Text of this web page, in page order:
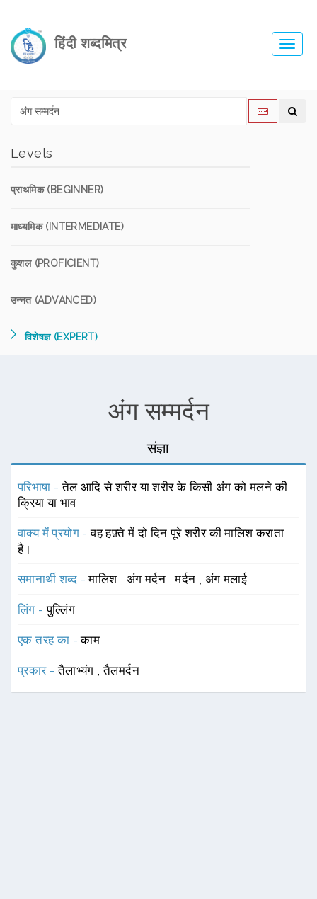
हिंदी शब्दमित्र
Levels
प्राथमिक (BEGINNER)
माध्यमिक (INTERMEDIATE)
कुशल (PROFICIENT)
उन्नत (ADVANCED)
विशेषज्ञ (EXPERT)
अंग सम्मर्दन
संज्ञा
परिभाषा -तेल आदि से शरीर या शरीर के किसी अंग को मलने की
क्रिया या भाव
वाक्य में प्रयोग -वह हफ़्ते में दो दिन पूरे शरीर की मालिश कराता
है।
समानार्थी शब्द -मालिश , अंग मर्दन ,मर्दन , अंग मलाई
लिंग -पुल्लिंग
एक तरह का -काम
प्रकार -तैलाभ्यंग ,तैलमर्दन